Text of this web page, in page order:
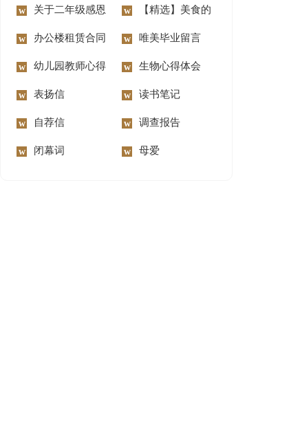
上半年工作总结 作文6篇
关于二年级感恩
的作文三篇
【精选】美食的
春节作文三篇
办公楼租赁合同 唯美毕业留言
（通用90句）
幼儿园教师心得
体会
生物心得体会
表扬信 读书笔记
自荐信 调查报告
闭幕词 母爱